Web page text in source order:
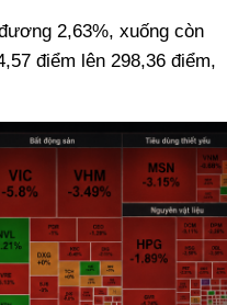
2,63%, xuống còn
điểm lên 298,36 điểm,